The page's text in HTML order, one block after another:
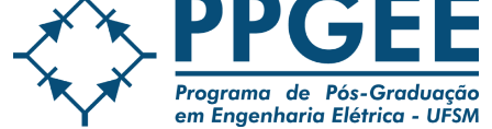
Planalto